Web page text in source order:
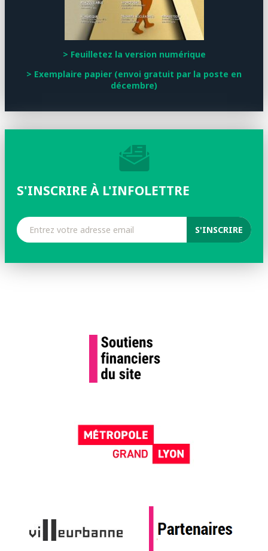
> Feuilletez la version numérique
> Exemplaire papier (envoi gratuit par la poste en
décembre)
S'INSCRIRE À L'INFOLETTRE